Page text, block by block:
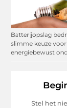
Batterijopslag
slimme keuze voor
energiebewust
Stel het